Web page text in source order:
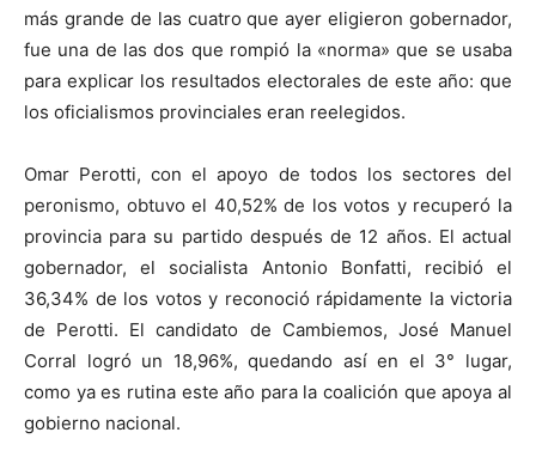
más grande de las cuatro que ayer eligieron gobernador,
fue una de las dos que rompió la «norma» que se usaba
para explicar los resultados electorales de este año: que
los oficialismos provinciales eran reelegidos.
Omar Perotti, con el apoyo de todos los sectores del
peronismo, obtuvo el 40,52% de los votos y recuperó la
provincia para su partido después de 12 años. El actual
gobernador, el socialista Antonio Bonfatti, recibió el
36,34% de los votos y reconoció rápidamente la victoria
de Perotti. El candidato de Cambiemos, José Manuel
Corral logró un 18,96%, quedando así en el 3° lugar,
como ya es rutina este año para la coalición que apoya al
gobierno nacional.